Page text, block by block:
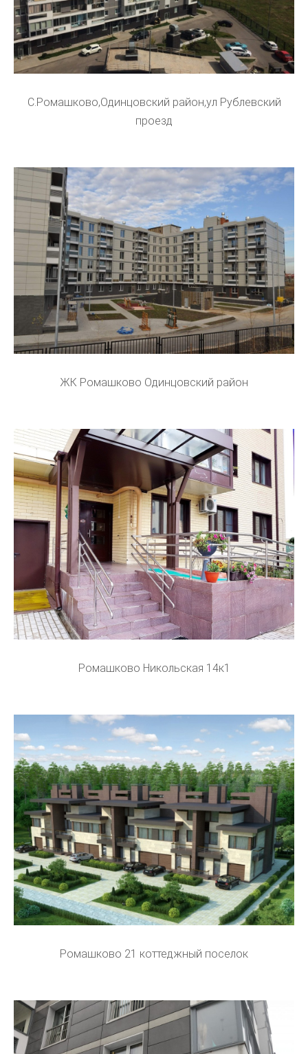
С.Ромашково,Одинцовский район,ул Рублевский
проезд
ЖК Ромашково Одинцовский район
Ромашково Никольская 14к1
Ромашково 21 коттеджный поселок